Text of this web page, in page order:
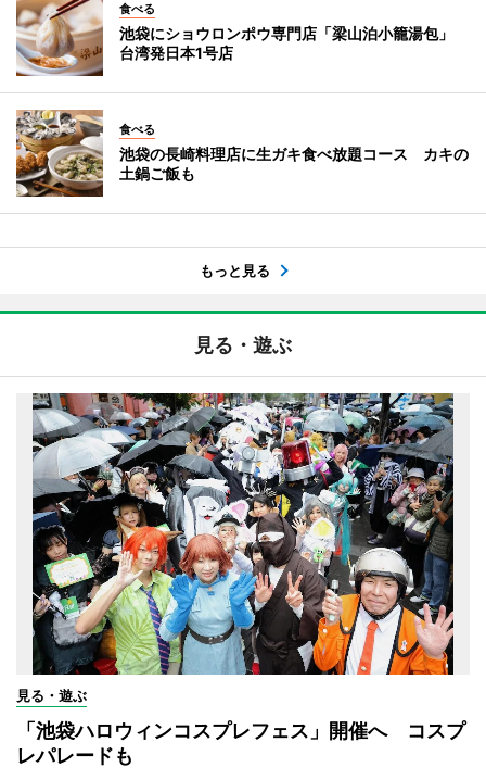
食べる
池袋にショウロンポウ専門店「梁山泊小籠湯包」
台湾発日本1号店
食べる
池袋の長崎料理店に生ガキ食べ放題コース カキの
土鍋ご飯も
もっと見る
見る・遊ぶ
見る・遊ぶ
「池袋ハロウィンコスプレフェス」開催へ コスプ
レパレードも